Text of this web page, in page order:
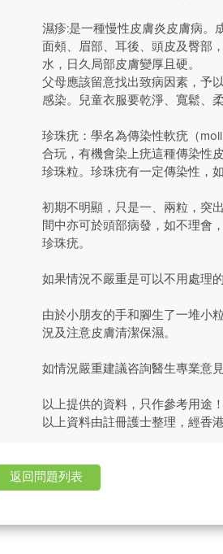
濕疹:是一種慢性皮膚炎皮膚病。
面頰、眉部、耳後、頭皮及臀部
水，日久局部皮膚變厚且硬。
父母應該留意找出致病因素，予
感染。兒童衣服要乾淨、寬鬆、
珍珠疣：學名為傳染性軟疣（
合玩，有機會染上疣這種傳染性
珍珠粒。珍珠疣有一定傳染性，
初期不明顯，只是一、兩粒，突
間中亦可於頭部病發，如不理會
珍珠疣。
如果情況不嚴重是可以不用處理
由於小朋友的手和腳生了一堆小
況及注意皮膚清潔保濕。
如情況嚴重建議咨詢醫生專業意見
以上提供的資料，只作參考用途！
以上資料由註冊護士整理，經香
返回問題列表